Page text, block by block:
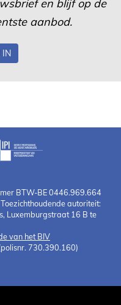
en blijf op de
aanbod.
IN
BTW-BE 0446.969.664
autoriteit:
Luxemburgstraat 16 B te
van het BIV
730.390.160)